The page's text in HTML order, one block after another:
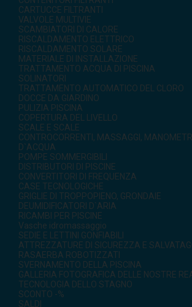
CARTUCCE FILTRANTI
VALVOLE MULTIVIE
SCAMBIATORI DI CALORE
RISCALDAMENTO ELETTRICO
RISCALDAMENTO SOLARE
MATERIALE DI INSTALLAZIONE
TRATTAMENTO ACQUA DI PISCINA
SOLINATORI
TRATTAMENTO AUTOMATICO DEL CLORO
DOCCE DA GIARDINO
PULIZIA PISCINA
COPERTURA DEL LIVELLO
SCALE E SCALE
CONTROCORRENTI, MASSAGGI,
D`ACQUA
POMPE SOMMERGIBILI
DISTRIBUTORI DI PISCINE
CONVERTITORI DI FREQUENZA
CASE TECNOLOGICHE
GRIGLIE DI TROPPOPIENO, GRONDAIE
DEUMIDIFICATORI D`ARIA
RICAMBI PER PISCINE
Vasche idromassaggio
SEDIE E LETTINI GONFIABILI
ATTREZZATURE DI SICUREZZA E
RASAERBA ROBOTIZZATI
SVERNAMENTO DELLA PISCINA
GALLERIA FOTOGRAFICA DELLE NOSTRE
TECNOLOGIA DELLO STAGNO
SCONTO -%
SALDI